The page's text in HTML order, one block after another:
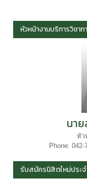
หัวหน้างานบริการวิชาก
นา
หัว
Phone:
รับสมัครนิสิตใหม่ประ